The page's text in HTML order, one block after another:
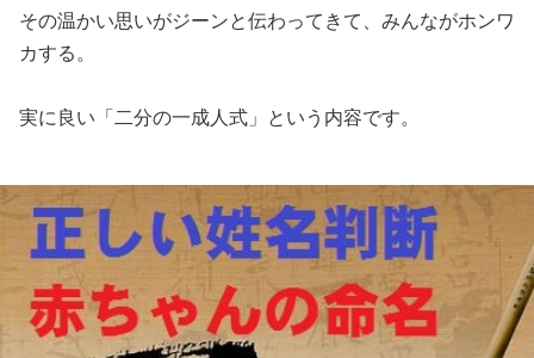
その温かい思いがジーンと伝わってきて、みんながホンワ
カする。
実に良い「二分の一成人式」という内容です。